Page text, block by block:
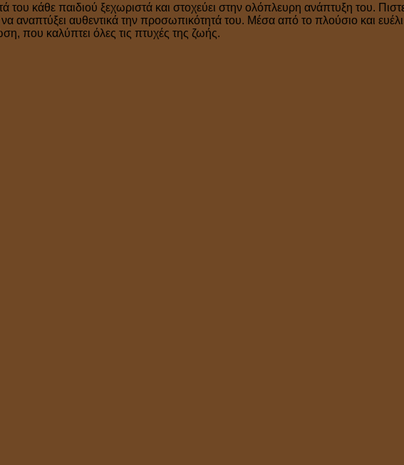
του κάθε παιδιού ξεχωριστά και στοχεύει στην ολόπλευρη ανάπτυξη του.
αναπτύξει αυθεντικά την προσωπικότητά του. Μέσα από το πλούσιο και
που καλύπτει όλες τις πτυχές της ζωής.